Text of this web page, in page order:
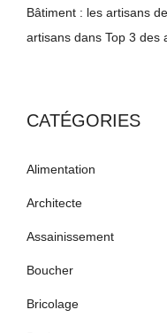
Bâtiment : les artisans
artisans dans Top 3 des
CATÉGORIES
Alimentation
Architecte
Assainissement
Boucher
Bricolage